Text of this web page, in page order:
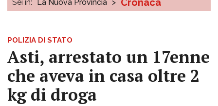
Sei in: La Nuova Provincia > Cronaca
POLIZIA DI STATO
Asti, arrestato un 17enne
che aveva in casa oltre 2
kg di droga